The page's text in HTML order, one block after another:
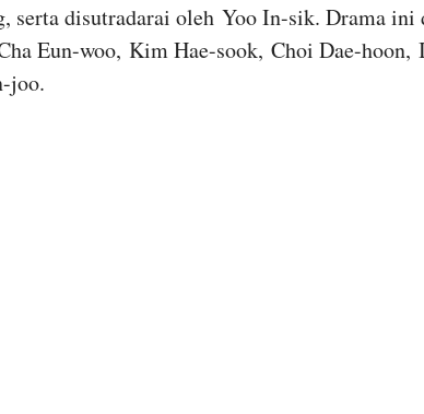
serta disutradarai oleh Yoo In-sik. Drama
Eun-woo, Kim Hae-sook, Choi Dae-hoon,
joo.